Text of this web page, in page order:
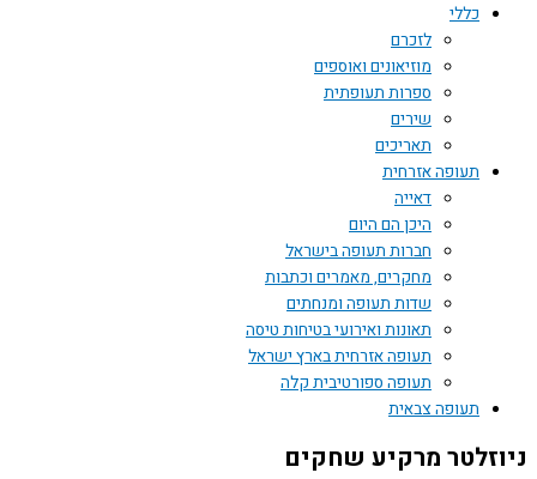
כללי
לזכרם
מוזיאונים ואוספים
ספרות תעופתית
שירים
תאריכים
תעופה אזרחית
דאייה
היכן הם היום
חברות תעופה בישראל
מחקרים, מאמרים וכתבות
שדות תעופה ומנחתים
תאונות ואירועי בטיחות טיסה
תעופה אזרחית בארץ ישראל
תעופה ספורטיבית קלה
תעופה צבאית
מרקיע שחקים